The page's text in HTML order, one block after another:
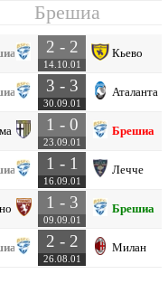
Брешиа
2 - 2
14.10.01
Кьево
3 - 3
30.09.01
Аталанта
1 - 0
23.09.01
Брешиа
1 - 1
16.09.01
Лечче
1 - 3
09.09.01
Брешиа
2 - 2
26.08.01
Милан